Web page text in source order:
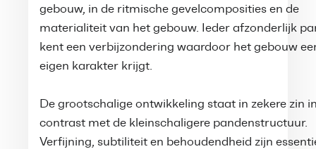
gebouw, in de ritmische gevelcomposities en de
materialiteit van het gebouw. Ieder afzonderlijk
kent een verbijzondering waardoor het gebouw
eigen karakter krijgt.
De grootschalige ontwikkeling staat in zekere zin
contrast met de kleinschaligere pandenstructuur.
Verfijning, subtiliteit en behoudendheid zijn